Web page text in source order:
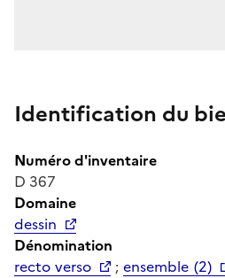
Identification du
Numéro d'inventaire
D 367
Domaine
dessin
Dénomination
recto verso
;ensemble (2)